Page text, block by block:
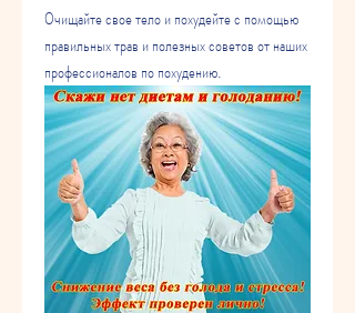
Очищайте свое тело и похудейте с помощью
правильных трав и полезных советов от наших
профессионалов по похудению.